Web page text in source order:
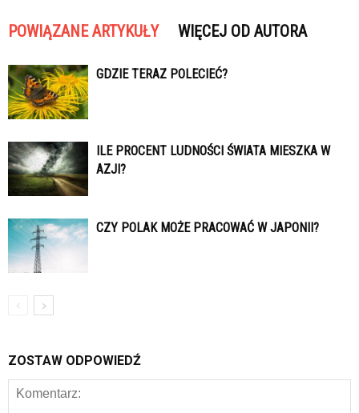
POWIĄZANE ARTYKUŁY WIĘCEJ OD AUTORA
GDZIE TERAZ POLECIEĆ?
ILE PROCENT LUDNOŚCI ŚWIATA MIESZKA W
AZJI?
CZY POLAK MOŻE PRACOWAĆ W JAPONII?
ZOSTAW ODPOWIEDŹ